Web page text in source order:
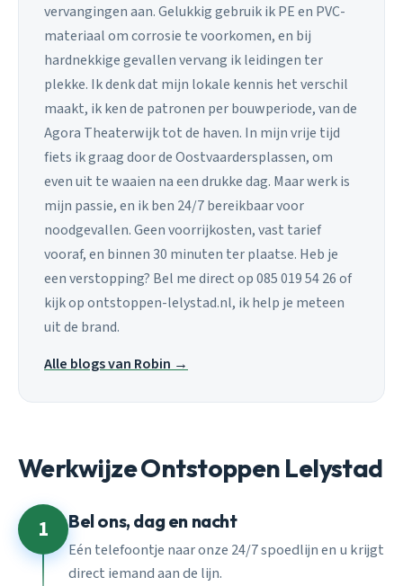
vervangingen aan. Gelukkig gebruik ik PE en PVC-
materiaal om corrosie te voorkomen, en bij
hardnekkige gevallen vervang ik leidingen ter
plekke. Ik denk dat mijn lokale kennis het verschil
maakt, ik ken de patronen per bouwperiode, van de
Agora Theaterwijk tot de haven. In mijn vrije tijd
fiets ik graag door de Oostvaardersplassen, om
even uit te waaien na een drukke dag. Maar werk is
mijn passie, en ik ben 24/7 bereikbaar voor
noodgevallen. Geen voorrijkosten, vast tarief
vooraf, en binnen 30 minuten ter plaatse. Heb je
een verstopping? Bel me direct op 085 019 54 26 of
kijk op ontstoppen-lelystad.nl, ik help je meteen
uit de brand.
Alle blogs van Robin →
Werkwijze Ontstoppen Lelystad
1 Bel ons, dag en nacht
Eén telefoontje naar onze 24/7 spoedlijn en u krijgt
direct iemand aan de lijn.